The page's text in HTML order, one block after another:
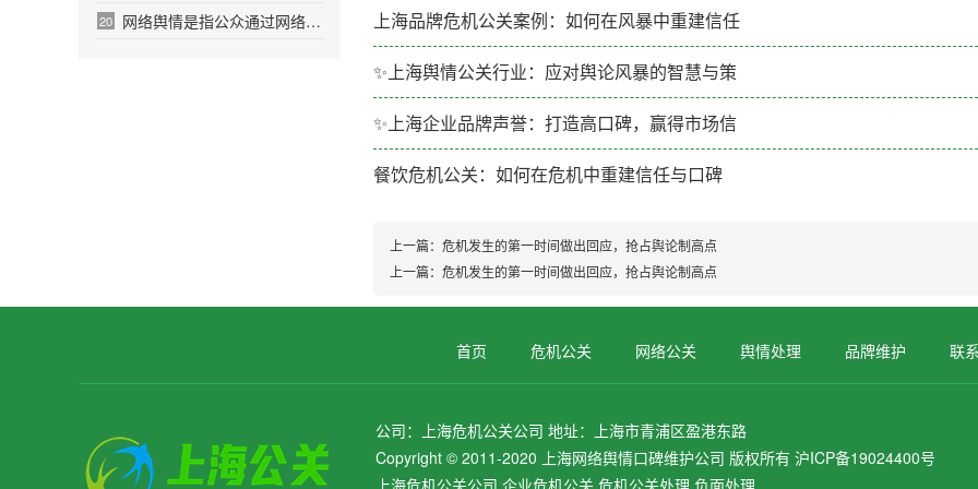
20 网络舆情是指公众通过网络平台对银行 上海品牌危机公关案例：如何在风暴中重建信任
✨上海舆情公关行业：应对舆论风暴的智慧与策
✨上海企业品牌声誉：打造高口碑，赢得市场信
餐饮危机公关：如何在危机中重建信任与口碑
上一篇： 危机发生的第一时间做出回应，抢占舆论制高点
上一篇： 危机发生的第一时间做出回应，抢占舆论制高点
首页 危机公关 网络公关 舆情处理 品牌维护 联
公司：上海危机公关公司 地址：上海市青浦区盈港东路
Copyright © 2011-2020 上海网络舆情口碑维护公司 版权所有 沪ICP备19024400号